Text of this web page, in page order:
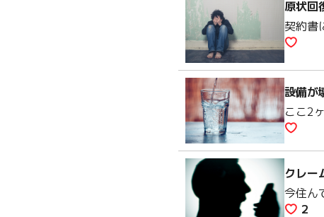
原状回
契約書
設備が
ここ2
クレー
今住ん
2